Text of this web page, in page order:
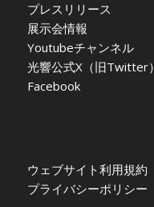
プレスリリース
展示会情報
Youtubeチャンネル
光響公式X（旧Twitter）
Facebook
ウェブサイト利用規約
プライバシーポリシー